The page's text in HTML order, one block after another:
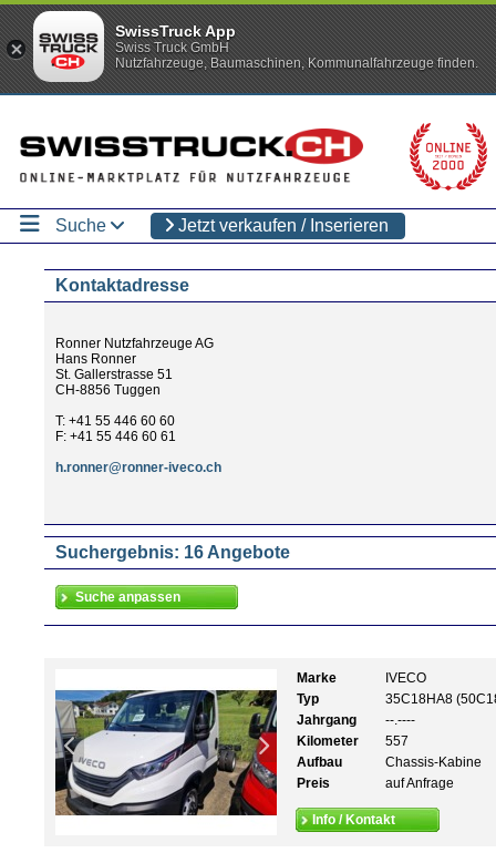
Suche Jetzt verkaufen / Inserieren
Kontaktadresse
Ronner Nutzfahrzeuge AG
Hans Ronner
St. Gallerstrasse 51
CH-8856 Tuggen
T: +41 55 446 60 60
F: +41 55 446 60 61
h.ronner@ronner-iveco.ch
Suchergebnis: 16 Angebote
Marke
IVECO
Typ
35C18HA8
Jahrgang
--.----
Kilometer
557
Aufbau
Chassis-Kabine
Preis
auf Anfrage
Info / Kontakt
SwissTruck App
Swiss Truck GmbH
Nutzfahrzeuge, Baumaschinen, Kommunalfahrzeuge finden.